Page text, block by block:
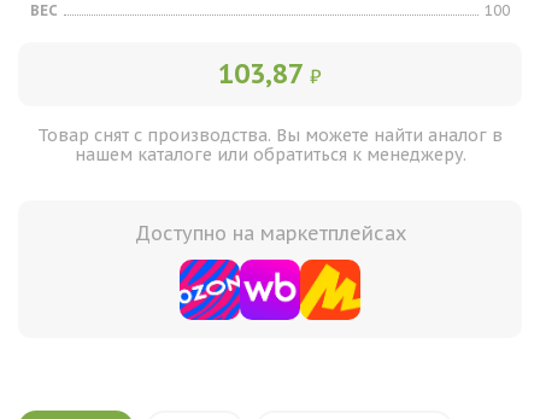
ВЕС
100
103,87 ₽
Товар снят с производства. Вы можете найти аналог в
нашем каталоге или обратиться к менеджеру.
Доступно на маркетплейсах